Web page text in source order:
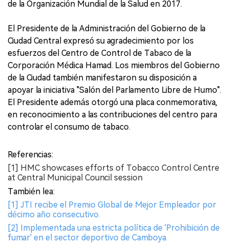
de la Organización Mundial de la Salud en 2017.
El Presidente de la Administración del Gobierno de la
Ciudad Central expresó su agradecimiento por los
esfuerzos del Centro de Control de Tabaco de la
Corporación Médica Hamad. Los miembros del Gobierno
de la Ciudad también manifestaron su disposición a
apoyar la iniciativa "Salón del Parlamento Libre de Humo".
El Presidente además otorgó una placa conmemorativa,
en reconocimiento a las contribuciones del centro para
controlar el consumo de tabaco.
Referencias:
[1] HMC showcases efforts of Tobacco Control Centre
at Central Municipal Council session
También lea:
[1] JTI recibe el Premio Global de Mejor Empleador por
décimo año consecutivo.
[2] Implementada una estricta política de 'Prohibición de
fumar' en el sector deportivo de Camboya.